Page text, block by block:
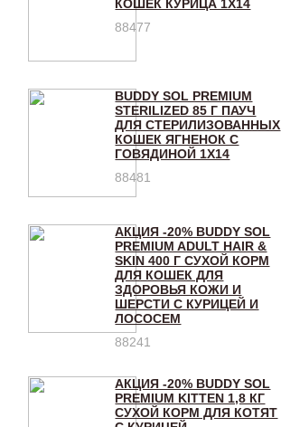
КОШЕК КУРИЦА 1Х14
88477
BUDDY SOL PREMIUM
STERILIZED 85 Г ПАУЧ
ДЛЯ СТЕРИЛИЗОВАННЫХ
КОШЕК ЯГНЕНОК С
ГОВЯДИНОЙ 1Х14
88481
АКЦИЯ -20% BUDDY SOL
PREMIUM ADULT HAIR &
SKIN 400 Г СУХОЙ КОРМ
ДЛЯ КОШЕК ДЛЯ
ЗДОРОВЬЯ КОЖИ И
ШЕРСТИ С КУРИЦЕЙ И
ЛОСОСЕМ
88241
АКЦИЯ -20% BUDDY SOL
PREMIUM KITTEN 1,8 КГ
СУХОЙ КОРМ ДЛЯ КОТЯТ